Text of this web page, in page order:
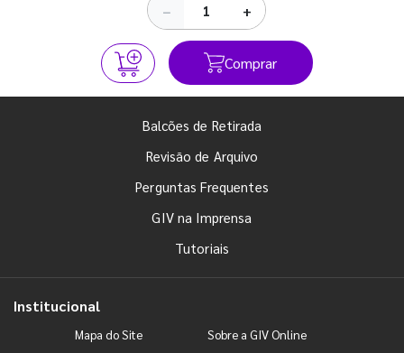
− +
Comprar
Balcões de Retirada
Revisão de Arquivo
Perguntas Frequentes
GIV na Imprensa
Tutoriais
Institucional
Mapa do Site Sobre a GIV Online